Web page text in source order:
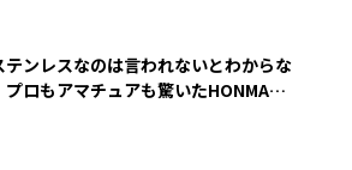
テンレスなのは言われないとわからな
プロもアマチュアも驚いたHONMA